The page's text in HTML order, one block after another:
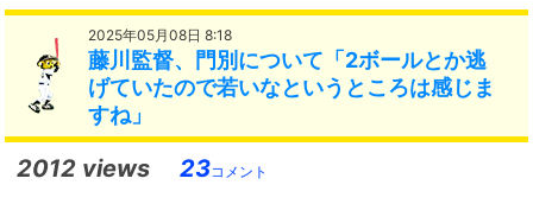
2025年05月08日 8:18
藤川監督、門別について「2ボールとか逃
げていたので若いなというところは感じま
すね」
2012 views 23コメント